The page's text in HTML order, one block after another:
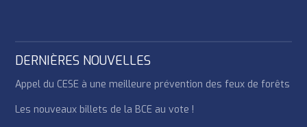
DERNIÈRES NOUVELLES
Appel du CESE à une meilleure prévention des feux de forêts
Les nouveaux billets de la BCE au vote !